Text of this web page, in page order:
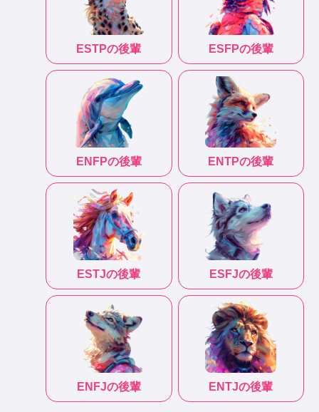
ESTPの後輩 ESFPの後輩
ENFPの後輩 ENTPの後輩
ESTJの後輩 ESFJの後輩
ENFJの後輩 ENTJの後輩